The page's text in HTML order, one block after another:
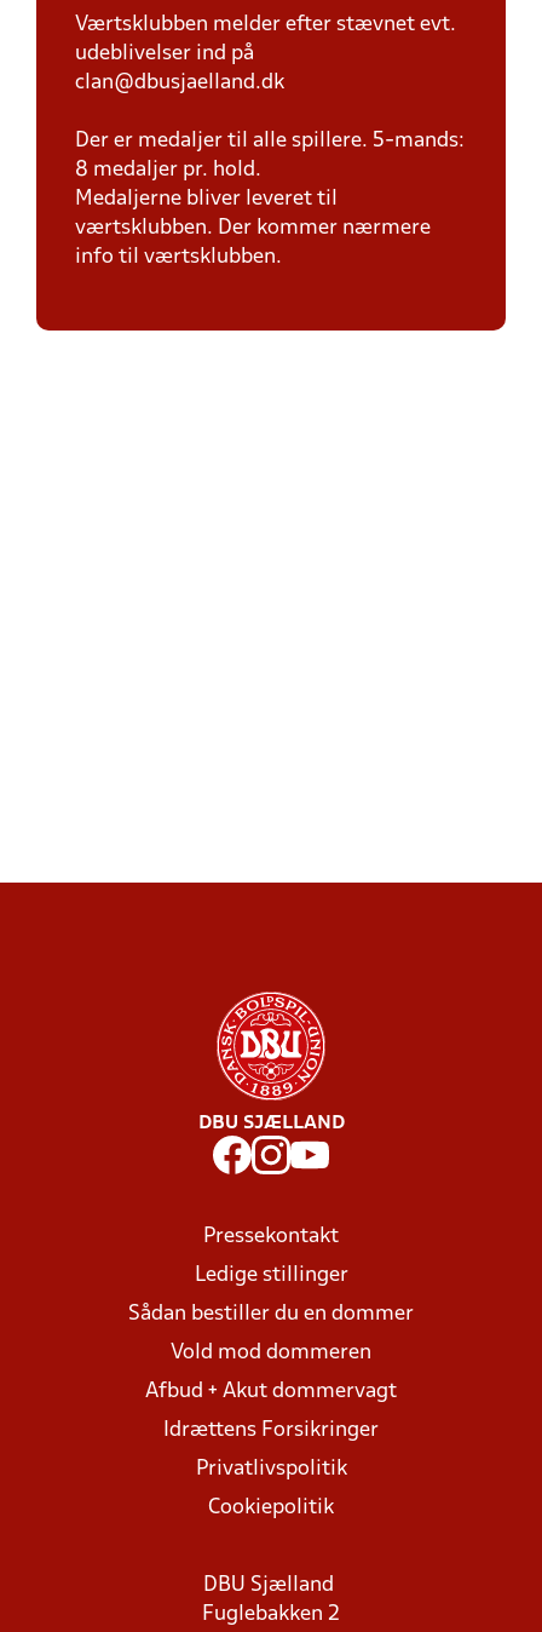
Værtsklubben melder efter stævnet evt.
udeblivelser ind på
clan@dbusjaelland.dk
Der er medaljer til alle spillere. 5-mands:
8 medaljer pr. hold.
Medaljerne bliver leveret til
værtsklubben. Der kommer nærmere
info til værtsklubben.
DBU SJÆLLAND
Pressekontakt
Ledige stillinger
Sådan bestiller du en dommer
Vold mod dommeren
Afbud + Akut dommervagt
Idrættens Forsikringer
Privatlivspolitik
Cookiepolitik
DBU Sjælland
Fuglebakken 2